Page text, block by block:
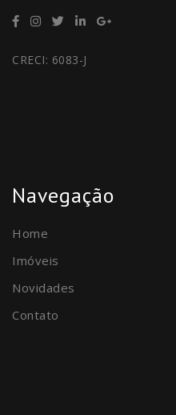
CRECI: 6083-J
Navegação
Home
Imóveis
Novidades
Contato